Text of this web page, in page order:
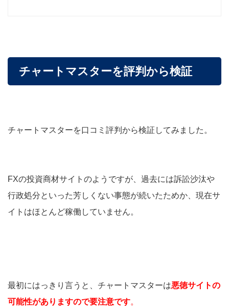
チャートマスターを評判から検証
チャートマスターを口コミ評判から検証してみました。
FXの投資商材サイトのようですが、過去には訴訟沙汰や
行政処分といった芳しくない事態が続いたためか、現在サ
イトはほとんど稼働していません。
最初にはっきり言うと、チャートマスターは悪徳サイトの
可能性がありますので要注意です